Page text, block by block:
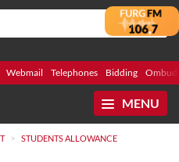
Webmail Telephones Bidding
MENU
> STUDENTS ALLOWANCE